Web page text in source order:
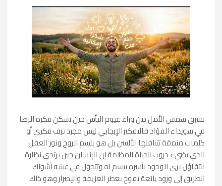
تشرق شمس الأمل من وراء غيوم اليأس حين تسكن فكرة الرضا
في سويداء الفؤاد فالتفكير الإيجابي ليس مجرد ترف فكري أو
كلمات منمقة تتناقلها الألسن بل هو بلسم الروح ونور العقل
الذي يضيء دروب الحياة المظلمة إن الإنسان حين يرتدي نظارة
التفاؤل يرى الوجود بأسره يبسم له وتتحول في عينيه أشواك
الطريق إلى ورود يانعة تفوح بعطر العزيمة والإصرار وهو ذاك